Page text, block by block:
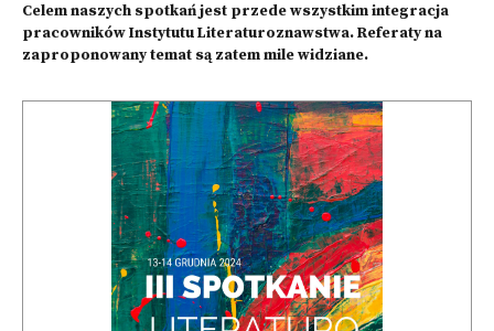
Celem naszych spotkań jest przede wszystkim integracja
pracowników Instytutu Literaturoznawstwa. Referaty na
zaproponowany temat są zatem mile widziane.